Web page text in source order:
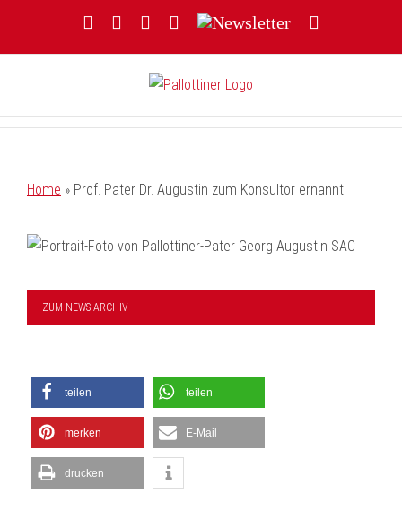
FacebookYouTubeInstagram
Threads
Newsletter
Home » Prof. Pater Dr. Augustin zum Konsultor ernannt
ZUM NEWS-ARCHIV
teilen teilen
merken E-Mail
drucken